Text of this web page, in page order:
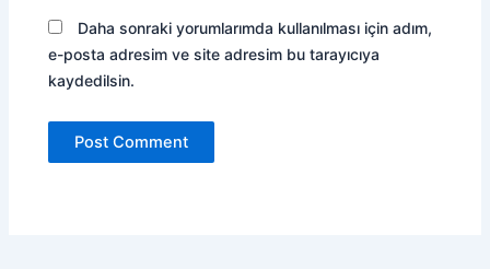
Daha sonraki yorumlarımda kullanılması için adım,
e-posta adresim ve site adresim bu tarayıcıya
kaydedilsin.